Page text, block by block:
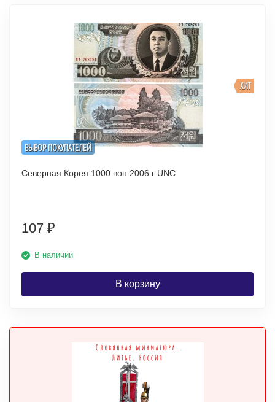
ВЫБОР ПОКУПАТЕЛЕЙ
ХИТ
Северная Корея 1000 вон 2006 г UNC
107 ₽
В наличии
В корзину